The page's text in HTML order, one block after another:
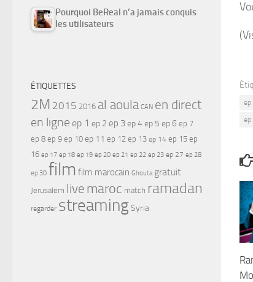
ep
ep
Pourquoi BeReal n’a jamais conquis
les utilisateurs
ÉTIQUETTES
2M 2015 2016 al aoula CAN en direct
en ligne ep 1 ep 2 ep 3ep 4ep 5 ep 6 ep 7
ep 8 ep 9 ep 10 ep 11 ep 12 ep 13 ep 14 ep 15 ep
16 ep 17 ep 18 ep 19 ep 20 ep 21 ep 22 ep 23 ep 27 ep 28
ep 30 film film marocain Ghouta gratuit
Jerusalem live maroc match ramadan
regarder streamingSyria